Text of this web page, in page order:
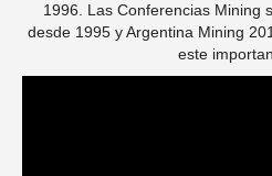
1996. Las Conferencias Mining
desde 1995 y Argentina Mining
este